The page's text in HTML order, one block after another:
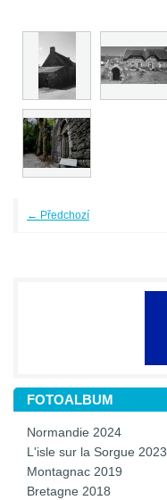
← Předchozí
FOTOALBUM
Normandie 2024
L'isle sur la Sorgue 2023
Montagnac 2019
Bretagne 2018